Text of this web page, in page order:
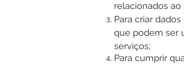
relacionados
Para criar
que podem ser
serviços;
Para cumprir